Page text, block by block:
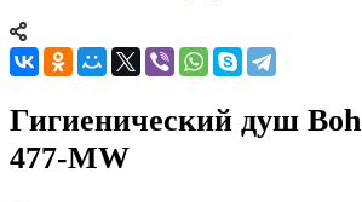
Гигиенический душ
477-MW